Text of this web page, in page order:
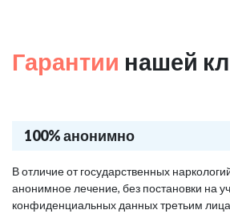
Гарантии нашей
100% анонимно
В отличие от государственных
анонимное лечение, без постановки на
конфиденциальных данных третьим